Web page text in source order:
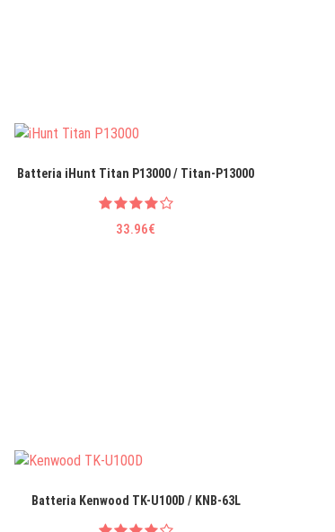
Batteria iHunt Titan P13000 / Titan-P13000
33.96€
Batteria Kenwood TK-U100D / KNB-63L